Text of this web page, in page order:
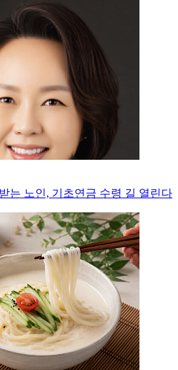
는 노인, 기초연금 수령 길 열린다